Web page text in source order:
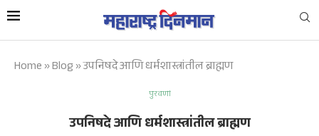
Home»Blog»उपनिषदे आणि धर्मशास्त्रांतील ब्राह्मण
पुरवणी
उपनिषदे आणि धर्मशास्त्रांतील ब्राह्मण